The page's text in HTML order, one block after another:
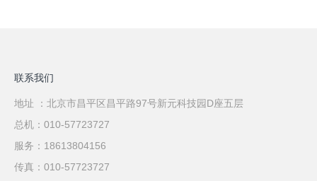
联系我们
地址 ：北京市昌平区昌平路97号新元科技园D座五层
总机：010-57723727
服务：18613804156
传真：010-57723727